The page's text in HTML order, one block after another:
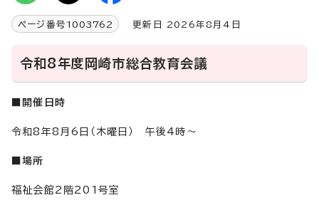
ページ番号 1003762 更新日 2026年8月4日
令和8年度岡崎市総合教育会議
■開催日時
令和8年8月6日（木曜日） 午後4時～
■場所
福祉会館2階201号室